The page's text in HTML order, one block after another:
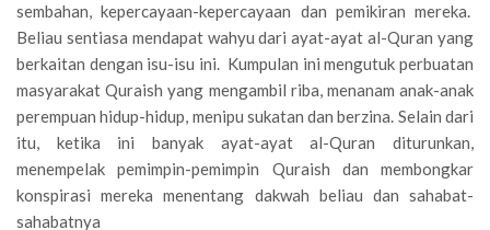
sembahan, kepercayaan-kepercayaan dan pemikiran mereka.
Beliau sentiasa mendapat wahyu dari ayat-ayat al-Quran yang
berkaitan dengan isu-isu ini. Kumpulan ini mengutuk perbuatan
masyarakat Quraish yang mengambil riba, menanam anak-anak
perempuan hidup-hidup, menipu sukatan dan berzina. Selain dari
itu, ketika ini banyak ayat-ayat al-Quran diturunkan,
menempelak pemimpin-pemimpin Quraish dan membongkar
konspirasi mereka menentang dakwah beliau dan sahabat-
sahabatnya